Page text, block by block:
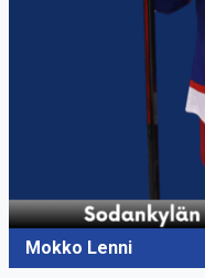
Mokko Lenni